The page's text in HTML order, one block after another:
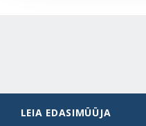
LEIA EDASIMÜÜJA